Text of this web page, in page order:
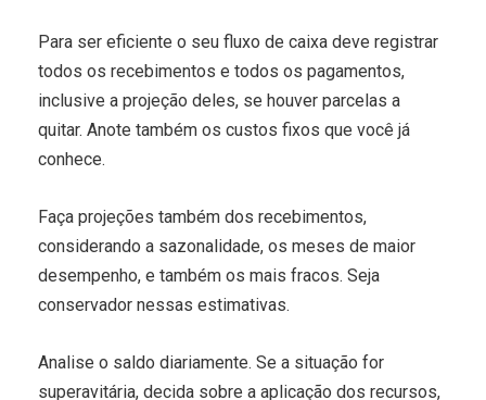
Para ser eficiente o seu fluxo de caixa deve registrar
todos os recebimentos e todos os pagamentos,
inclusive a projeção deles, se houver parcelas a
quitar. Anote também os custos fixos que você já
conhece.
Faça projeções também dos recebimentos,
considerando a sazonalidade, os meses de maior
desempenho, e também os mais fracos. Seja
conservador nessas estimativas.
Analise o saldo diariamente. Se a situação for
superavitária, decida sobre a aplicação dos recursos,